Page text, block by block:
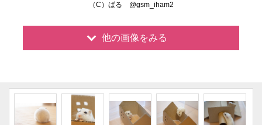
（C）ぱる @gsm_iham2
他の画像をみる